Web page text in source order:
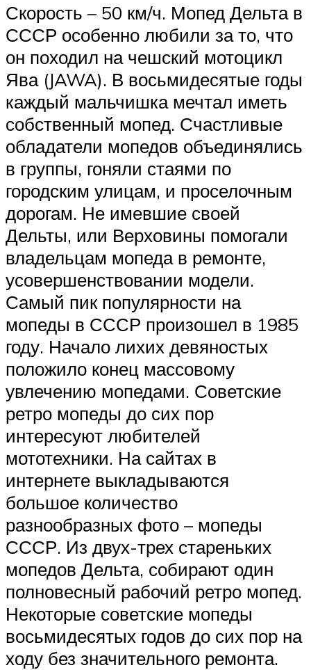
Скорость – 50 км/ч. Мопед Дельта в
СССР особенно любили за то, что
он походил на чешский мотоцикл
Ява (JAWA). В восьмидесятые годы
каждый мальчишка мечтал иметь
собственный мопед. Счастливые
обладатели мопедов объединялись
в группы, гоняли стаями по
городским улицам, и проселочным
дорогам. Не имевшие своей
Дельты, или Верховины помогали
владельцам мопеда в ремонте,
усовершенствовании модели.
Самый пик популярности на
мопеды в СССР произошел в 1985
году. Начало лихих девяностых
положило конец массовому
увлечению мопедами. Советские
ретро мопеды до сих пор
интересуют любителей
мототехники. На сайтах в
интернете выкладываются
большое количество
разнообразных фото – мопеды
СССР. Из двух-трех стареньких
мопедов Дельта, собирают один
полновесный рабочий ретро мопед.
Некоторые советские мопеды
восьмидесятых годов до сих пор на
ходу без значительного ремонта.